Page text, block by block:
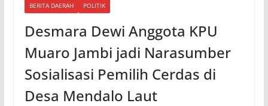
BERITA DAERAH POLITIK
Desmara Dewi Anggota KPU
Muaro Jambi jadi Narasumber
Sosialisasi Pemilih Cerdas di
Desa Mendalo Laut